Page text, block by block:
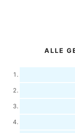
ALLE